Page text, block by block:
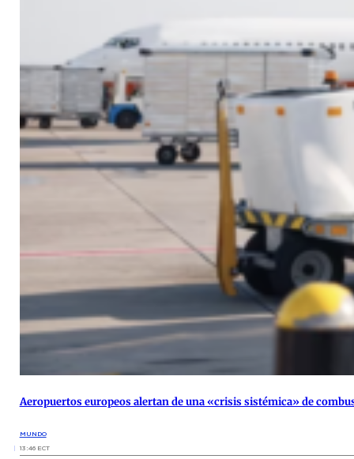
Aeropuertos europeos alertan de una «crisis sistémica» de
MUNDO
13:46 ECT